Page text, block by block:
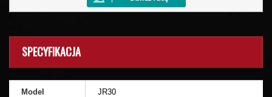
SPECYFIKACJA
Model JR30